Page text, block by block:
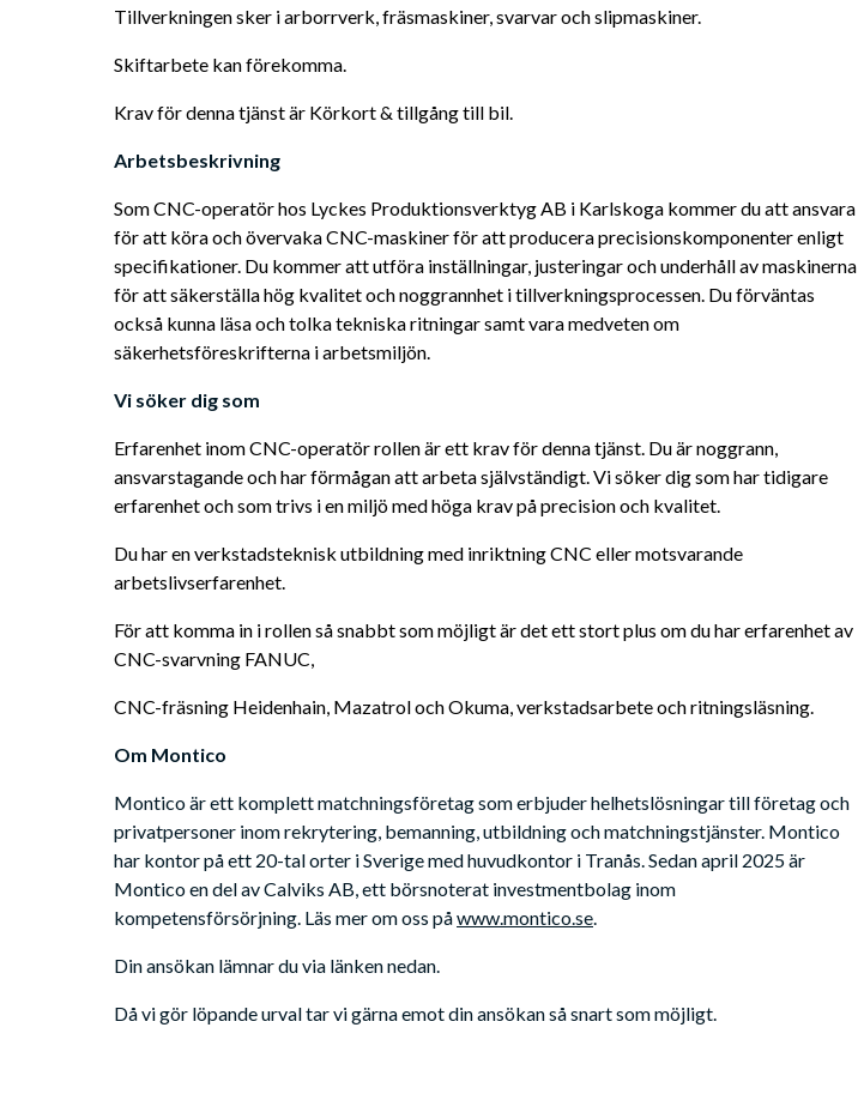
Tillverkningen sker i arborrverk, fräsmaskiner, svarvar och slipmaskiner.
Skiftarbete kan förekomma.
Krav för denna tjänst är Körkort & tillgång till bil.
Arbetsbeskrivning
Som CNC-operatör hos Lyckes Produktionsverktyg AB i Karlskoga kommer du att ansvara
för att köra och övervaka CNC-maskiner för att producera precisionskomponenter enligt
specifikationer. Du kommer att utföra inställningar, justeringar och underhåll av maskinerna
för att säkerställa hög kvalitet och noggrannhet i tillverkningsprocessen. Du förväntas
också kunna läsa och tolka tekniska ritningar samt vara medveten om
säkerhetsföreskrifterna i arbetsmiljön.
Vi söker dig som
Erfarenhet inom CNC-operatör rollen är ett krav för denna tjänst. Du är noggrann,
ansvarstagande och har förmågan att arbeta självständigt. Vi söker dig som har tidigare
erfarenhet och som trivs i en miljö med höga krav på precision och kvalitet.
Du har en verkstadsteknisk utbildning med inriktning CNC eller motsvarande
arbetslivserfarenhet.
För att komma in i rollen så snabbt som möjligt är det ett stort plus om du har erfarenhet av
CNC-svarvning FANUC,
CNC-fräsning Heidenhain, Mazatrol och Okuma, verkstadsarbete och ritningsläsning.
Om Montico
Montico är ett komplett matchningsföretag som erbjuder helhetslösningar till företag och
privatpersoner inom rekrytering, bemanning, utbildning och matchningstjänster. Montico
har kontor på ett 20-tal orter i Sverige med huvudkontor i Tranås. Sedan april 2025 är
Montico en del av Calviks AB, ett börsnoterat investmentbolag inom
kompetensförsörjning. Läs mer om oss på www.montico.se.
Din ansökan lämnar du via länken nedan.
Då vi gör löpande urval tar vi gärna emot din ansökan så snart som möjligt.